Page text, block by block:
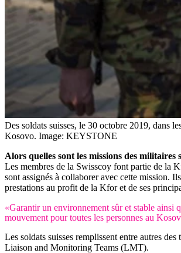
Des soldats suisses, le 30 octobre 2019, dans
Kosovo. Image: KEYSTONE
Alors quelles sont les missions des militaires
Les membres de la Swisscoy font partie de la
sont assignés à collaborer avec cette mission.
prestations au profit de la Kfor et de ses
«Garantir un environnement sûr et stable ainsi
mouvement pour toutes les personnes au
Les soldats suisses remplissent entre autres des
Liaison and Monitoring Teams (LMT).